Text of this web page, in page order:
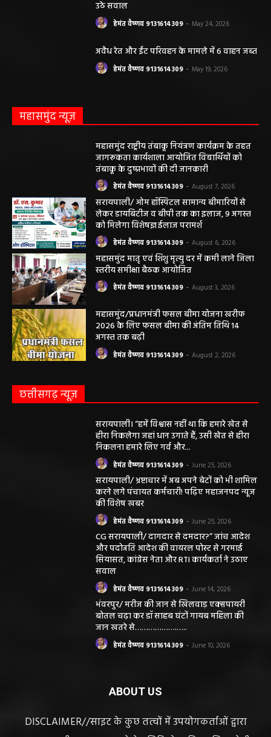
हेमंत वैष्णव 9131614309
भंवरपुर/ मरीज की जान से खिलवाड़ एक्सपायरी
बोतल चढ़ा कर डॉ साहब घंटों गायब महिला की
जान खतरे से……………….…..
हेमंत वैष्णव 9131614309
DISCLAIMER//साइट के कुछ तत्वों में उपयोगकर्ताओं द्वारा
प्रस्तुत सामग्री ( समाचार / फोटो / विडियो आदि) शामिल होगी,
महाजनपद न्यूज इस तरह के सामग्रियों के लिए कोई जिम्मेदार नहीं
स्वीकार करता है। महाजनपद न्यूज में प्रकाशित ऐसी सामग्री के
लिए संवाददाता / खबर देने वाला स्वयं जिम्मेदार होगा, महाजनपद
न्यूज या उसके स्वामी, मुद्रक, प्रकाशक, संपादक की कोई भी
जिम्मेदारी नहीं होगी, सभी विवादों का न्याय क्षेत्र महासमुंद होगा,
महाजनपद न्यूज की विषय सामग्री (कटेंट) से संबंधित किसी भी
सुझाव, शिकायत या राय भेजने के लिए हमसे संपर्क करें।
संपादक हेमंत वैष्णव
बीएसएनएल आफिस के पास बसना (महासमुंद) छत्तीसगढ़